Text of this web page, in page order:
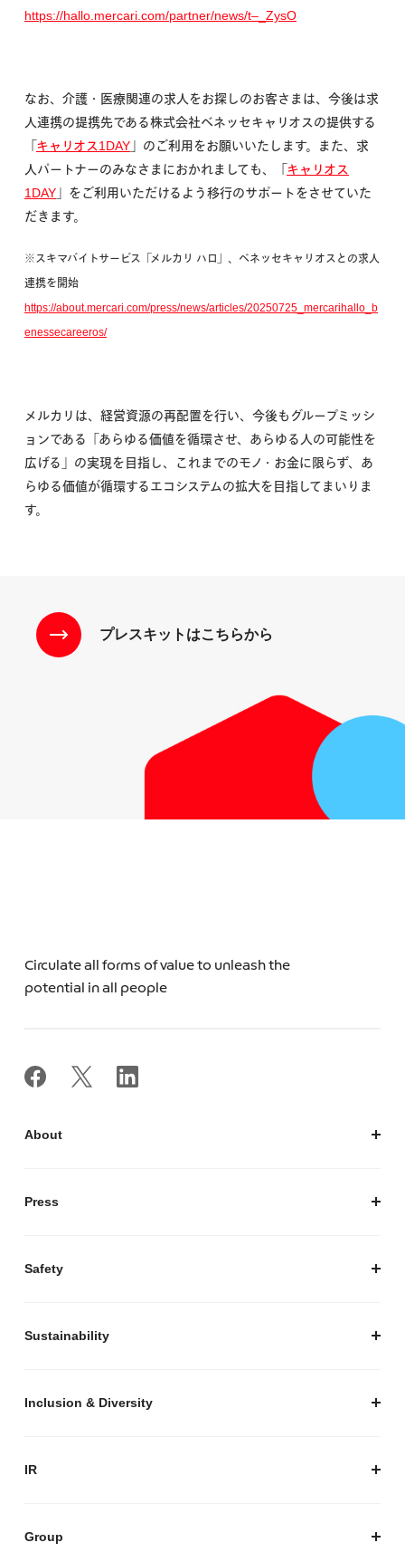
https://hallo.mercari.com/partner/news/t–_ZysO
なお、介護・医療関連の求人をお探しのお客さまは、今後は求
人連携の提携先である株式会社ベネッセキャリオスの提供する
キャリオス1DAY 」のご利用をお願いいたします。また、求
人パートナーのみなさまにおかれましても、「 キャリオス
1DAY 」をご利用いただけるよう移行のサポートをさせていた
だきます。
※スキマバイトサービス「メルカリ ハロ」、ベネッセキャリオスとの求人
連携を開始
https://about.mercari.com/press/news/articles/20250725_mercarihallo_b
enessecareeros/
メルカリは、経営資源の再配置を行い、今後もグループミッシ
ョンである「あらゆる価値を循環させ、あらゆる人の可能性を
広げる」の実現を目指し、これまでのモノ・お金に限らず、あ
らゆる価値が循環するエコシステムの拡大を目指してまいりま
す。
プレスキットはこちらから
Circulate all forms of value to unleash the
potential in all people
About
Press
Safety
Sustainability
Inclusion & Diversity
IR
Group